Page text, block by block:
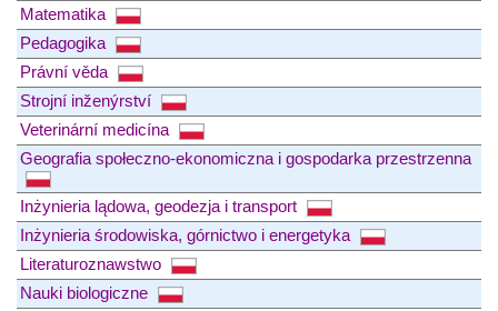
Matematika
Pedagogika
Právní věda
Strojní inženýrství
Veterinární medicína
Geografia społeczno-ekonomiczna i gospodarka przestrzenna
Inżynieria lądowa, geodezja i transport
Inżynieria środowiska, górnictwo i energetyka
Literaturoznawstwo
Nauki biologiczne